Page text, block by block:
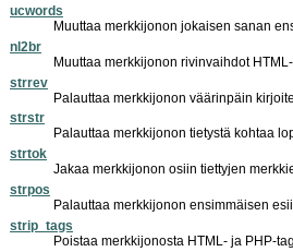
ucwords
Muuttaa merkkijonon jokaisen sanan
nl2br
Muuttaa merkkijonon rivinvaihdot
strrev
Palauttaa merkkijonon väärinpäin
strstr
Palauttaa merkkijonon tietystä kohtaa
strtok
Jakaa merkkijonon osiin tiettyjen
strpos
Palauttaa merkkijonon ensimmäisen
strip_tags
Poistaa merkkijonosta HTML- ja PHP-